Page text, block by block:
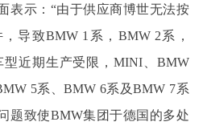
表示：“由于供应商博世无法按
导致BMW 1系，BMW 2系，
型近期生产受限，MINI、BMW
5系、BMW 6系及BMW 7系
题致使BMW集团于德国的多处